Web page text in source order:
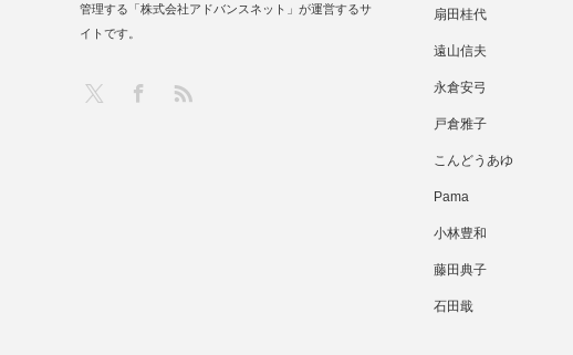
扇田桂代
遠山信夫
永倉安弓
戸倉雅子
こんどうあゆ
Pama
小林豊和
藤田典子
石田戢
管理する「株式会社アドバンスネット」が運営するサ
イトです。
Facebook
RSS